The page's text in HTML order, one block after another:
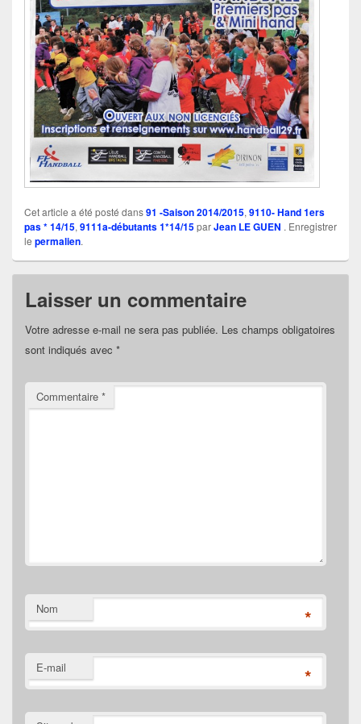
Cet article a été posté dans91 -Saison 2014/2015, 9110- Hand 1ers
pas * 14/15, 9111a-débutants 1*14/15parJean LE GUEN . Enregistrer
le permalien.
Laisser un commentaire
Votre adresse e-mail ne sera pas publiée. Les champs obligatoires
sont indiqués avec *
Commentaire *
Nom *
E-mail *